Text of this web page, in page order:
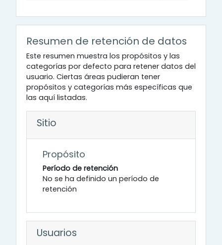
Resumen de retención de datos
Este resumen muestra los propósitos y las
categorías por defecto para retener datos del
usuario. Ciertas áreas pudieran tener
propósitos y categorías más específicas que
las aquí listadas.
Sitio
Propósito
Período de retención
No se ha definido un período de
retención
Usuarios